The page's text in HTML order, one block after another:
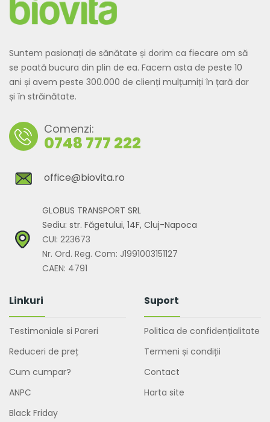
Suntem pasionați de sănătate și dorim ca fiecare om să
se poată bucura din plin de ea. Facem asta de peste 10
ani și avem peste 300.000 de clienți mulțumiți în țară dar
și în străinătate.
Comenzi:
0748 777 222
office@biovita.ro
GLOBUS TRANSPORT SRL
Sediu: str. Făgetului, 14F, Cluj-Napoca
CUI: 223673
Nr. Ord. Reg. Com: J1991003151127
CAEN: 4791
Linkuri
Testimoniale si Pareri
Reduceri de preț
Cum cumpar?
ANPC
Black Friday
Suport
Politica de confidențialitate
Termeni și condiții
Contact
Harta site